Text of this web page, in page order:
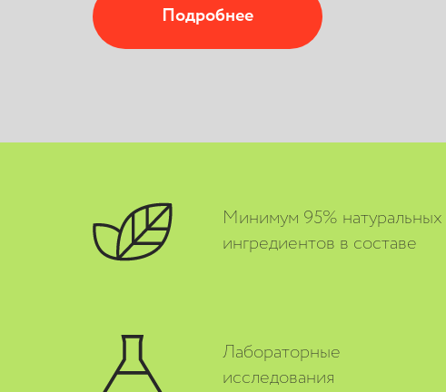
Подробнее
К покупкам
Минимум 95% натуральных
ингредиентов в составе
Лабораторные
исследования